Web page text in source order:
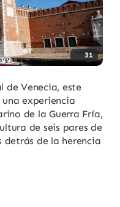
31
de Venecia, este
experiencia
de la Guerra Fría,
de seis pares de
detrás de la herencia